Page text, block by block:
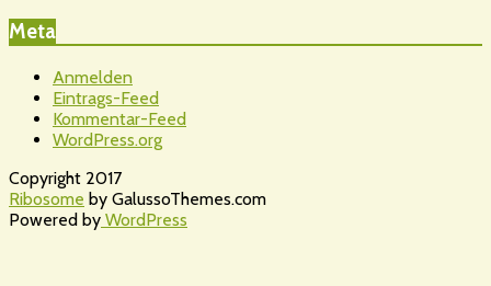
Meta
Anmelden
Eintrags-Feed
Kommentar-Feed
WordPress.org
Copyright 2017
Ribosome by GalussoThemes.com
Powered by WordPress